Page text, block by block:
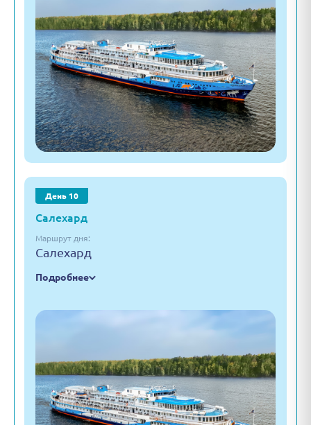
День 10
Салехард
Маршрут дня:
Салехард
Подробнее